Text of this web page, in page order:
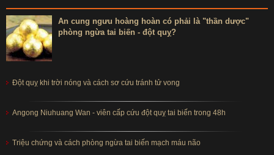
An cung ngưu hoàng hoàn có phải là "thần dược"
phòng ngừa tai biến - đột quỵ?
Đột quỵ khi trời nóng và cách sơ cứu tránh tử vong
Angong Niuhuang Wan - viên cấp cứu đột quỵ tai biến trong 48h
Triệu chứng và cách phòng ngừa tai biến mạch máu não